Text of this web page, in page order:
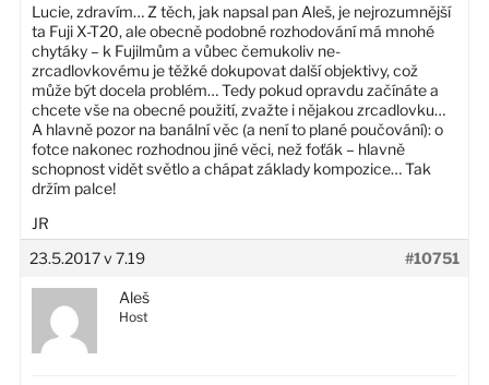
Lucie, zdravím… Z těch, jak napsal pan Aleš, je nejrozumnější
ta Fuji X-T20, ale obecně podobné rozhodování má mnohé
chytáky – k Fujilmům a vůbec čemukoliv ne-
zrcadlovkovému je těžké dokupovat další objektivy, což
může být docela problém… Tedy pokud opravdu začínáte a
chcete vše na obecné použití, zvažte i nějakou zrcadlovku…
A hlavně pozor na banální věc (a není to plané poučování): o
fotce nakonec rozhodnou jiné věci, než foťák – hlavně
schopnost vidět světlo a chápat základy kompozice… Tak
držím palce!
JR
23.5.2017 v 7.19
#10751
Aleš
Host